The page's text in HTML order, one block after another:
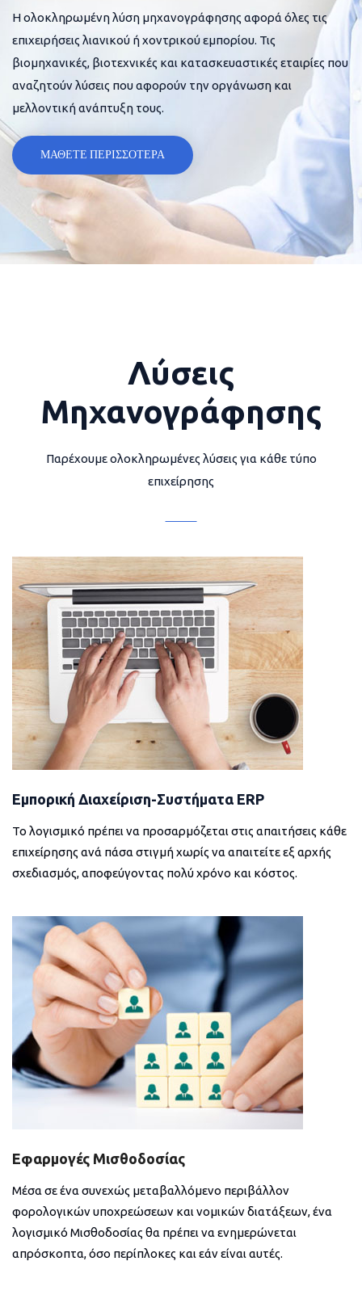
Η ολοκληρωμένη λύση μηχανογράφησης αφορά όλες τις
επιχειρήσεις λιανικού ή χοντρικού εμπορίου. Τις
βιομηχανικές, βιοτεχνικές και κατασκευαστικές εταιρίες που
αναζητούν λύσεις που αφορούν την οργάνωση και
μελλοντική ανάπτυξη τους.
ΜΑΘΕΤΕ ΠΕΡΙΣΣΟΤΕΡΑ
Λύσεις
Μηχανογράφησης
Παρέχουμε ολοκληρωμένες λύσεις για κάθε τύπο
επιχείρησης
Εμπορική Διαχείριση-Συστήματα ERP
Το λογισμικό πρέπει να προσαρμόζεται στις απαιτήσεις κάθε
επιχείρησης ανά πάσα στιγμή χωρίς να απαιτείτε εξ αρχής
σχεδιασμός, αποφεύγοντας πολύ χρόνο και κόστος.
Εφαρμογές Μισθοδοσίας
Μέσα σε ένα συνεχώς μεταβαλλόμενο περιβάλλον
φορολογικών υποχρεώσεων και νομικών διατάξεων, ένα
λογισμικό Μισθοδοσίας θα πρέπει να ενημερώνεται
απρόσκοπτα, όσο περίπλοκες και εάν είναι αυτές.